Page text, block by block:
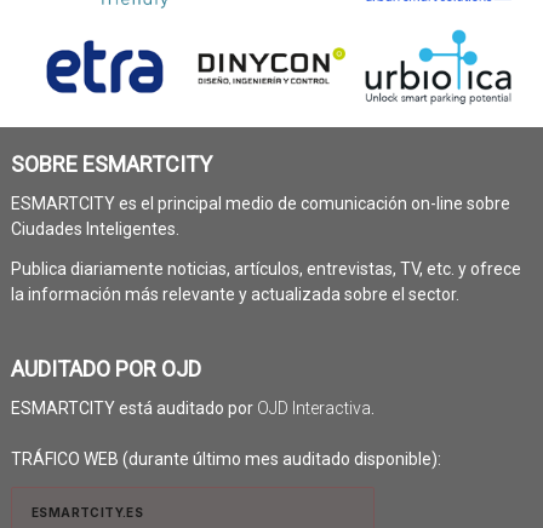
SOBRE ESMARTCITY
ESMARTCITY es el principal medio de comunicación on-line sobre
Ciudades Inteligentes.
Publica diariamente noticias, artículos, entrevistas, TV, etc. y ofrece
la información más relevante y actualizada sobre el sector.
AUDITADO POR OJD
ESMARTCITY está auditado por OJD Interactiva
TRÁFICO WEB (durante último mes auditado disponible):